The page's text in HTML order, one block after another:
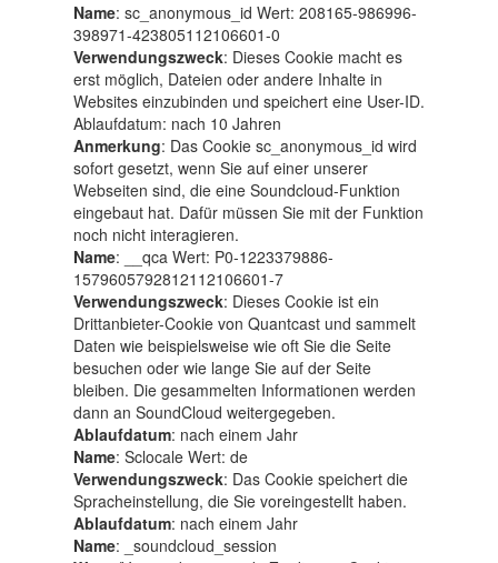
Name: sc_anonymous_id Wert: 208165-986996-
398971-423805112106601-0
Verwendungszweck: Dieses Cookie macht es
erst möglich, Dateien oder andere Inhalte in
Websites einzubinden und speichert eine User-ID.
Ablaufdatum: nach 10 Jahren
Anmerkung: Das Cookie sc_anonymous_id wird
sofort gesetzt, wenn Sie auf einer unserer
Webseiten sind, die eine Soundcloud-Funktion
eingebaut hat. Dafür müssen Sie mit der Funktion
noch nicht interagieren.
Name: __qca Wert: P0-1223379886-
1579605792812112106601-7
Verwendungszweck: Dieses Cookie ist ein
Drittanbieter-Cookie von Quantcast und sammelt
Daten wie beispielsweise wie oft Sie die Seite
besuchen oder wie lange Sie auf der Seite
bleiben. Die gesammelten Informationen werden
dann an SoundCloud weitergegeben.
Ablaufdatum: nach einem Jahr
Name: Sclocale Wert: de
Verwendungszweck: Das Cookie speichert die
Spracheinstellung, die Sie voreingestellt haben.
Ablaufdatum: nach einem Jahr
Name: _soundcloud_session